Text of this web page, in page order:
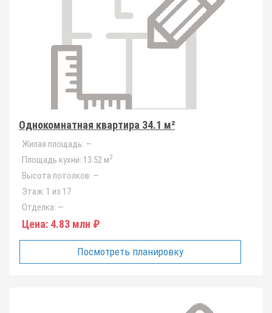
Однокомнатная квартира 34.1 м²
Жилая площадь: —
Площадь кухни: 13.52 м2
Высота потолков: —
Этаж: 1 из 17
Отделка: —
Цена: 4.83 млн ₽
Посмотреть планировку